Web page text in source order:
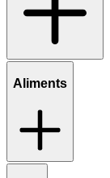
Aliments